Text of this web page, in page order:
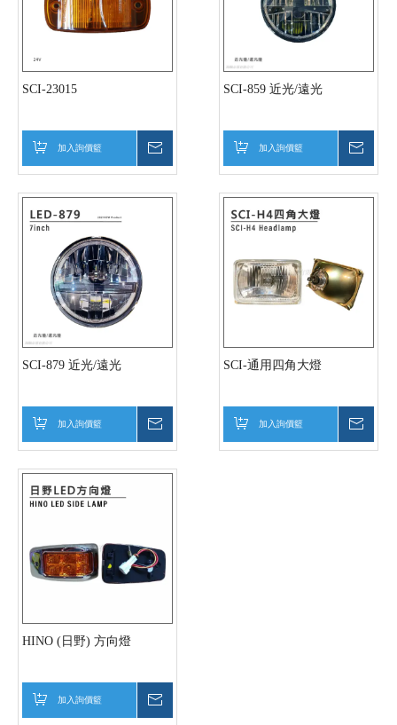
SCI-23015
加入詢價籃
SCI-859 近光/遠光
加入詢價籃
SCI-879 近光/遠光
加入詢價籃
SCI-通用四角大燈
加入詢價籃
HINO (日野) 方向燈
加入詢價籃